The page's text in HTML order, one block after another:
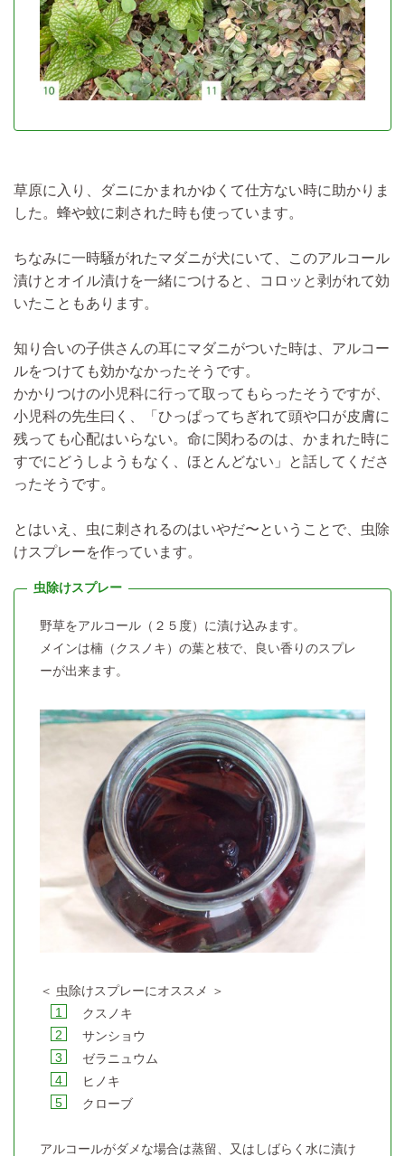
草原に入り、ダニにかまれかゆくて仕方ない時に助かりま
した。蜂や蚊に刺された時も使っています。
ちなみに一時騒がれたマダニが犬にいて、このアルコール
漬けとオイル漬けを一緒につけると、コロッと剥がれて効
いた こともあります。
知り合いの子供さんの耳にマダニがついた時は、アルコー
ルをつけても効かなかったそうです。
かかりつけの小児科に行って取ってもらったそうですが、
小児科の先生曰く、「ひっぱってちぎれて頭や口が皮膚に
残っても心配はいらない。命に関わるのは、かまれた時に
すでにどうしようもなく、ほとんどない」と話してくださ
ったそうです。
とはいえ、虫に刺されるのはいやだ〜ということで、 虫除
けスプレーを作っています。
野草をアルコール（２５度）に漬け込みます。
メインは楠（クスノキ）の葉と枝で、良い香りのスプレ
ーが出来ます。
＜ 虫除けスプレーにオススメ ＞
クスノキ
サンショウ
ゼラニュウム
ヒノキ
クローブ
アルコールがダメな場合は蒸留、又はしばらく水に漬け